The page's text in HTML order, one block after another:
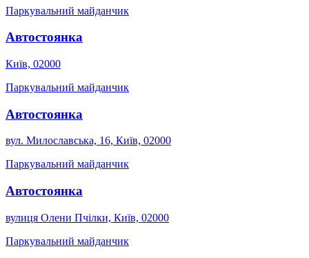
Паркувальний майданчик
Автостоянка
Київ, 02000
Паркувальний майданчик
Автостоянка
вул. Милославська, 16, Київ, 02000
Паркувальний майданчик
Автостоянка
вулиця Олени Пчілки, Київ, 02000
Паркувальний майданчик